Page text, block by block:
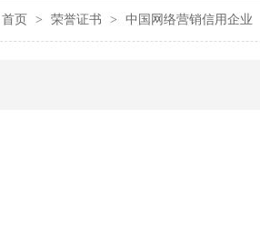
首页 > 荣誉证书 > 中国网络营销信用企业